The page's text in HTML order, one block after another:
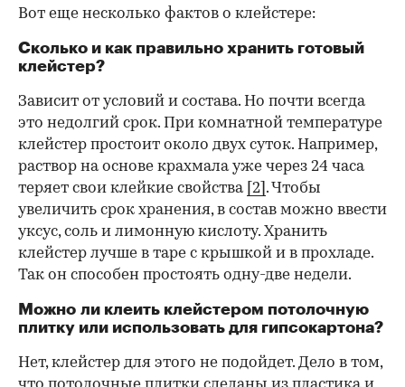
Вот еще несколько фактов о клейстере:
Сколько и как правильно хранить готовый
клейстер?
Зависит от условий и состава. Но почти всегда
это недолгий срок. При комнатной температуре
клейстер простоит около двух суток. Например,
раствор на основе крахмала уже через 24 часа
теряет свои клейкие свойства [2] . Чтобы
увеличить срок хранения, в состав можно ввести
уксус, соль и лимонную кислоту. Хранить
клейстер лучше в таре с крышкой и в прохладе.
Так он способен простоять одну-две недели.
Можно ли клеить клейстером потолочную
плитку или использовать для гипсокартона?
Нет, клейстер для этого не подойдет. Дело в том,